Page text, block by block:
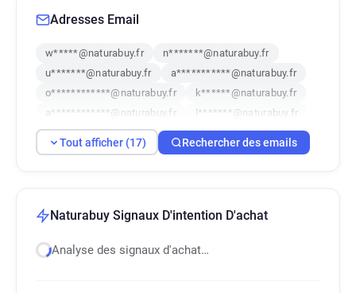
Adresses Email
w*****@naturabuy.fr
n*******@naturabuy.fr
u*******@naturabuy.fr
a***********@naturabuy.fr
o************@naturabuy.fr
k******@naturabuy.fr
a************@naturabuy.fr
l*******@naturabuy.fr
e*********@naturabuy.fr
j******@naturabuy.fr
o***********@naturabuy.fr
v*********@naturabuy.fr
j*********@naturabuy.fr
Tout afficher (17) Rechercher des emails
Naturabuy Signaux D'intention D'achat
Analyse des signaux d'achat…